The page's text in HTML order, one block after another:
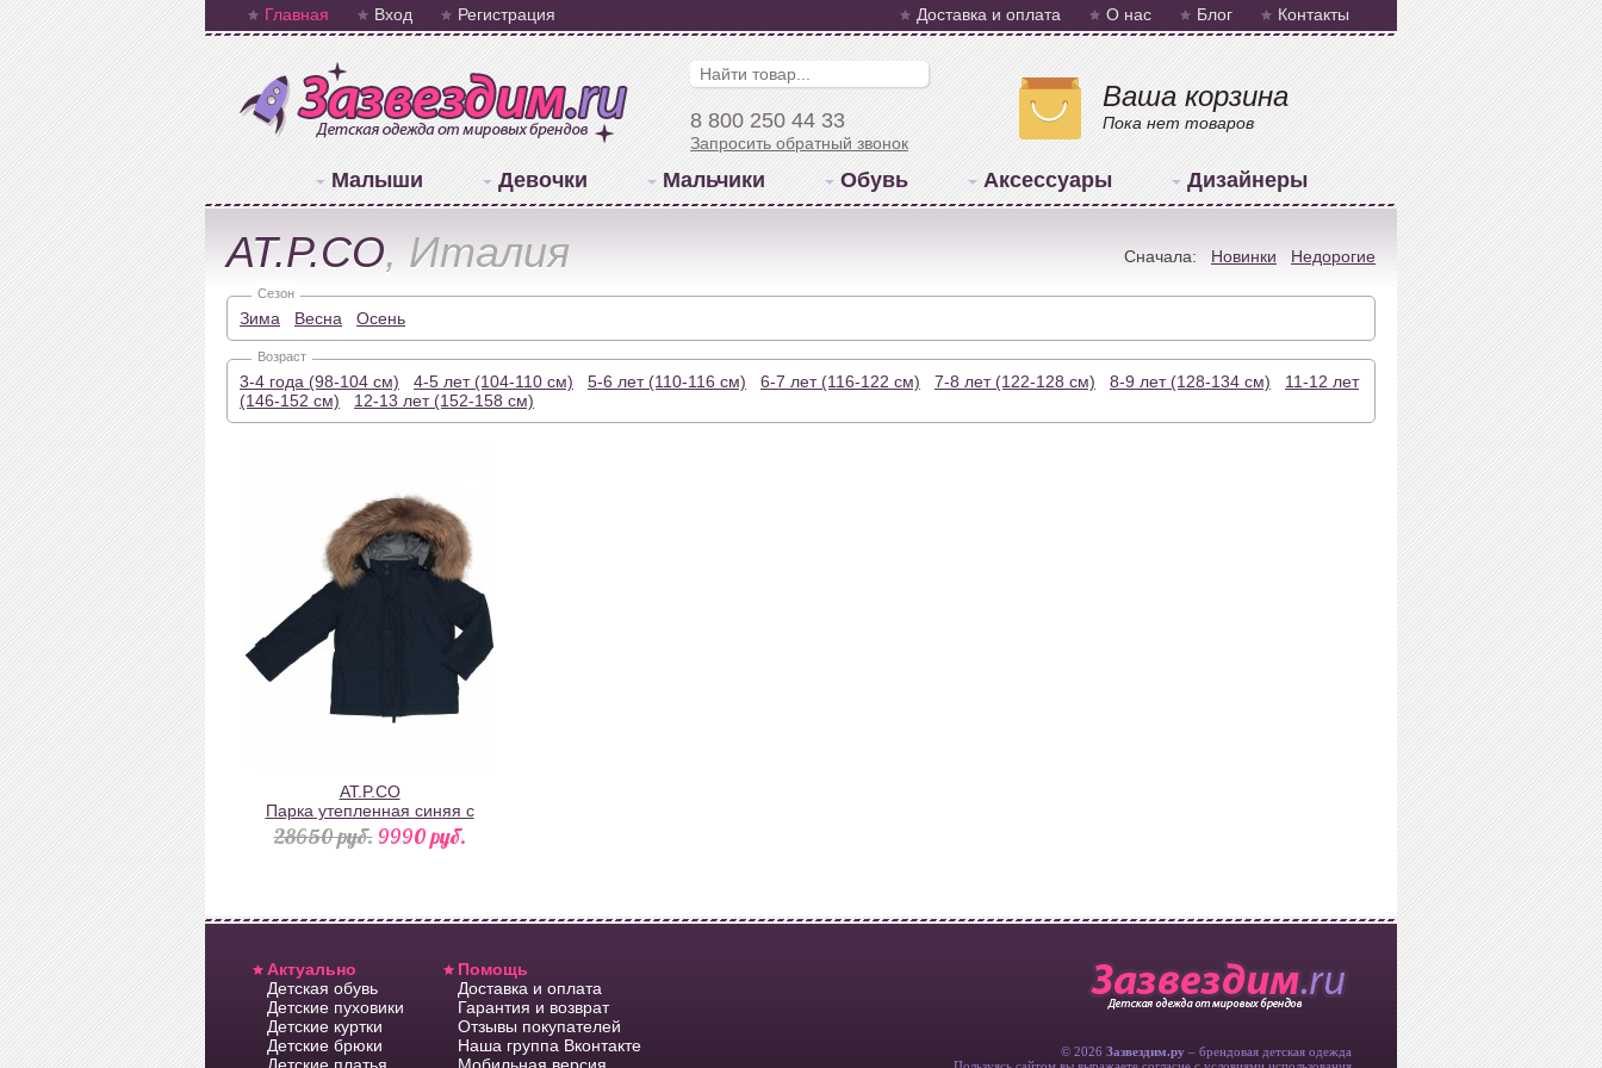
Главная Вход Регистрация Доставка и оплата О нас Блог Контакты
Ваша корзина
Пока нет товаров
8 800 250 44 33
Запросить обратный звонок
Малыши Девочки Мальчики Обувь Аксессуары Дизайнеры
Сначала: Новинки Недорогие
AT.P.CO, Италия
Сезон
Зима Весна Осень
Возраст
3-4 года (98-104 см) 4-5 лет (104-110 см) 5-6 лет (110-116 см) 6-7 лет (116-122 см) 7-8 лет (122-128 см) 8-9 лет (128-134 см)
11-12 лет
(146-152 см)
12-13 лет (152-158 см)
AT.P.CO
Парка утепленная синяя с
натуральным мехом на
капюшоне
28650 pуб. 9990 pуб.
Актуально
Детская обувь
Детские пуховики
Детские куртки
Детские брюки
Помощь
Доставка и оплата
Гарантия и возврат
Отзывы покупателей
Наша группа Вконтакте
© 2026 Зазвездим.ру – брендовая детская одежда